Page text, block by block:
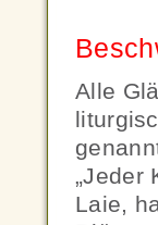
Alle
„Jeder
Laie,